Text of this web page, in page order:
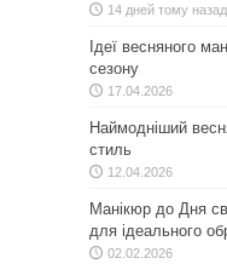
14 дней тому назад
Ідеї весняного
сезону
17.04.2026
Наймодніший
стиль
12.04.2026
Манікюр до Дня
для ідеального
02.02.2026